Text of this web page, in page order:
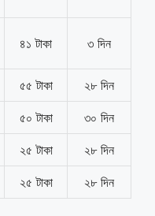
৪১ টাকা ৩ দিন
৫৫ টাকা ২৮ দিন
৫০ টাকা ৩০ দিন
২৫ টাকা ২৮ দিন
২৫ টাকা ২৮ দিন